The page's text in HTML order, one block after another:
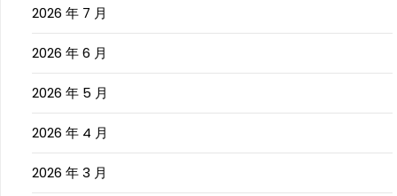
2026 年 7 月
2026 年 6 月
2026 年 5 月
2026 年 4 月
2026 年 3 月